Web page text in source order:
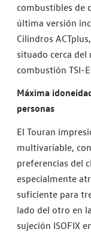
combustibles de
última versión
Cilindros
situado cerca
combustión TSI-
Máxima
personas
El Touran
multivariable,
preferencias del
especialmente
suficiente para
lado del otro en
sujeción ISOFIX